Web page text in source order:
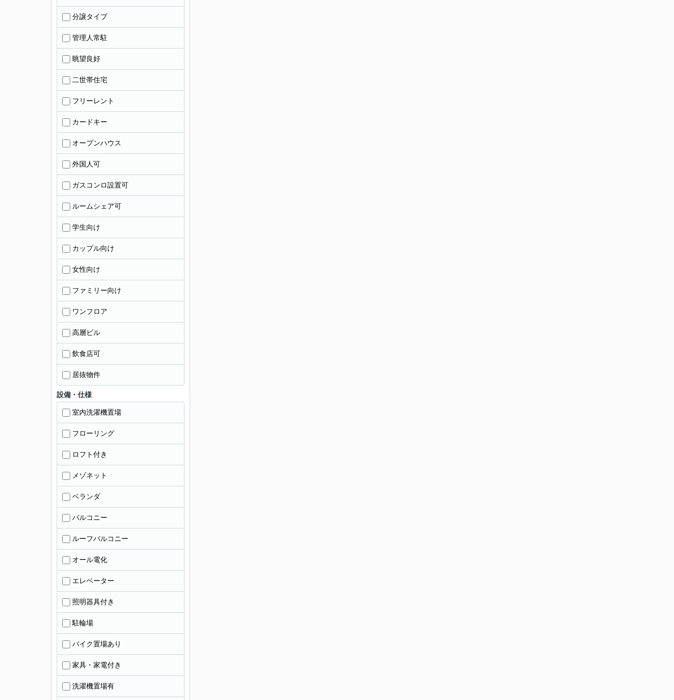
分譲タイプ
管理人常駐
眺望良好
二世帯住宅
フリーレント
カードキー
オープンハウス
外国人可
ガスコンロ設置可
ルームシェア可
学生向け
カップル向け
女性向け
ファミリー向け
ワンフロア
高層ビル
飲食店可
居抜物件
設備・仕様
室内洗濯機置場
フローリング
ロフト付き
メゾネット
ベランダ
バルコニー
ルーフバルコニー
オール電化
エレベーター
照明器具付き
駐輪場
バイク置場あり
家具・家電付き
洗濯機置場有